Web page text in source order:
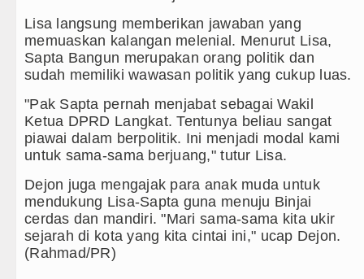
Lisa langsung memberikan jawaban yang
memuaskan kalangan melenial. Menurut Lisa,
Sapta Bangun merupakan orang politik dan
sudah memiliki wawasan politik yang cukup luas.
"Pak Sapta pernah menjabat sebagai Wakil
Ketua DPRD Langkat. Tentunya beliau sangat
piawai dalam berpolitik. Ini menjadi modal kami
untuk sama-sama berjuang," tutur Lisa.
Dejon juga mengajak para anak muda untuk
mendukung Lisa-Sapta guna menuju Binjai
cerdas dan mandiri. "Mari sama-sama kita ukir
sejarah di kota yang kita cintai ini," ucap Dejon.
(Rahmad/PR)